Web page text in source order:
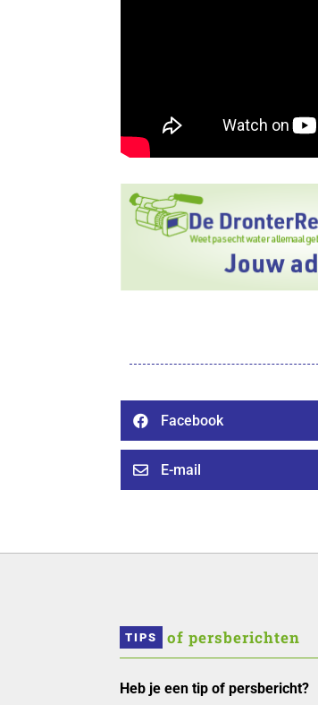
 Facebook
 E-mail
TIPS of persberichten
Heb je een tip of persbericht?